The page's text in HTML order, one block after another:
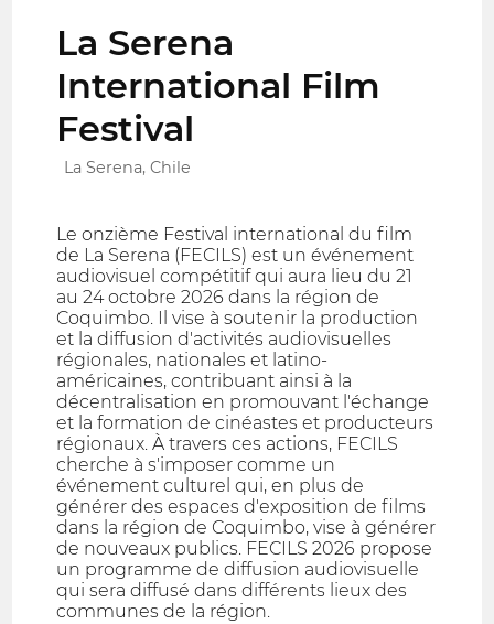
La Serena
International Film
Festival
La Serena, Chile
Le onzième Festival international du film
de La Serena (FECILS) est un événement
audiovisuel compétitif qui aura lieu du 21
au 24 octobre 2026 dans la région de
Coquimbo. Il vise à soutenir la production
et la diffusion d'activités audiovisuelles
régionales, nationales et latino-
américaines, contribuant ainsi à la
décentralisation en promouvant l'échange
et la formation de cinéastes et producteurs
régionaux. À travers ces actions, FECILS
cherche à s'imposer comme un
événement culturel qui, en plus de
générer des espaces d'exposition de films
dans la région de Coquimbo, vise à générer
de nouveaux publics. FECILS 2026 propose
un programme de diffusion audiovisuelle
qui sera diffusé dans différents lieux des
communes de la région.